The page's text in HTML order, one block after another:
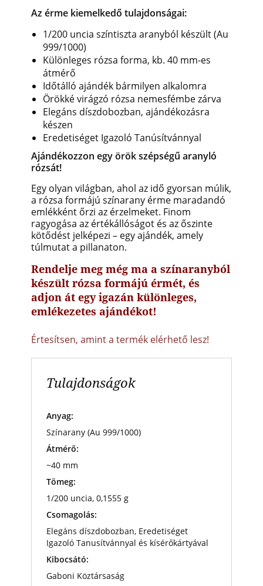
Az érme kiemelkedő tulajdonságai:
1/200 uncia színtiszta aranyból készült (Au
999/1000)
Különleges rózsa forma, kb. 40 mm-es
átmérő
Időtálló ajándék bármilyen alkalomra
Örökké virágzó rózsa nemesfémbe zárva
Elegáns díszdobozban, ajándékozásra
készen
Eredetiséget Igazoló Tanúsítvánnyal
Ajándékozzon egy örök szépségű aranyló
rózsát!
Egy olyan világban, ahol az idő gyorsan múlik,
a rózsa formájú színarany érme maradandó
emlékként őrzi az érzelmeket. Finom
ragyogása az értékállóságot és az őszinte
kötődést jelképezi – egy ajándék, amely
túlmutat a pillanaton.
Rendelje meg még ma a színaranyból
készült rózsa formájú érmét, és
adjon át egy igazán különleges,
emlékezetes ajándékot!
Értesítsen, amint a termék elérhető lesz!
Tulajdonságok
Anyag:
Színarany (Au 999/1000)
Átmérő:
~40 mm
Tömeg:
1/200 uncia, 0,1555 g
Csomagolás:
Elegáns díszdobozban, Eredetiséget
Igazoló Tanusítvánnyal és kísérőkártyával
Kibocsátó:
Gaboni Köztársaság